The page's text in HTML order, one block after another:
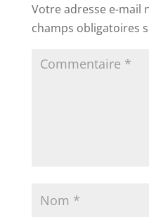
Votre adresse e-mail
champs obligatoires